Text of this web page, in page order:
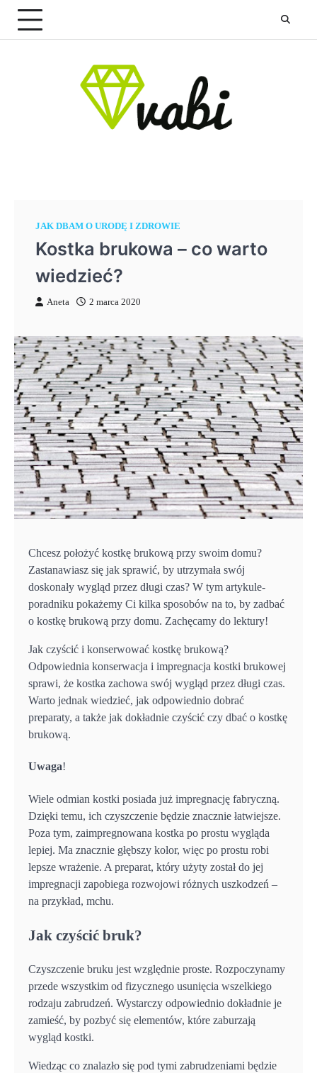
Skip
content
JAK DBAM O URODĘ I ZDROWIE
Kostka brukowa – co warto
wiedzieć?
Aneta 2 marca 2020
Chcesz położyć kostkę brukową przy swoim domu?
Zastanawiasz się jak sprawić, by utrzymała swój
doskonały wygląd przez długi czas? W tym artykule-
poradniku pokażemy Ci kilka sposobów na to, by zadbać
o kostkę brukową przy domu. Zachęcamy do lektury!
Jak czyścić i konserwować kostkę brukową?
Odpowiednia konserwacja i impregnacja kostki brukowej
sprawi, że kostka zachowa swój wygląd przez długi czas.
Warto jednak wiedzieć, jak odpowiednio dobrać
preparaty, a także jak dokładnie czyścić czy dbać o kostkę
brukową.
Uwaga!
Wiele odmian kostki posiada już impregnację fabryczną.
Dzięki temu, ich czyszczenie będzie znacznie łatwiejsze.
Poza tym, zaimpregnowana kostka po prostu wygląda
lepiej. Ma znacznie głębszy kolor, więc po prostu robi
lepsze wrażenie. A preparat, który użyty został do jej
impregnacji zapobiega rozwojowi różnych uszkodzeń –
na przykład, mchu.
Jak czyścić bruk?
Czyszczenie bruku jest względnie proste. Rozpoczynamy
przede wszystkim od fizycznego usunięcia wszelkiego
rodzaju zabrudzeń. Wystarczy odpowiednio dokładnie je
zamieść, by pozbyć się elementów, które zaburzają
wygląd kostki.
Wiedząc co znalazło się pod tymi zabrudzeniami będzie